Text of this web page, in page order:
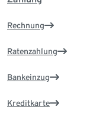
Rechnung
Ratenzahlung
Bankeinzug
Kreditkarte